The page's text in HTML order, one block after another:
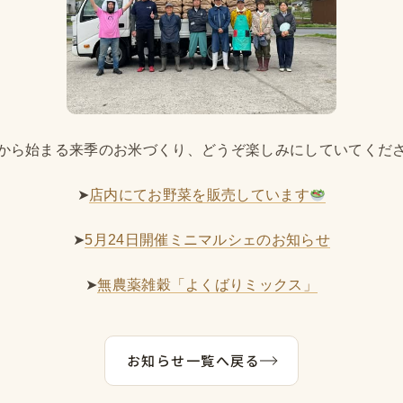
ら始まる来季のお米づくり、どうぞ楽しみにしていてくだ
➤店内にてお野菜を販売しています
➤5月24日開催ミニマルシェのお知らせ
➤無農薬雑穀「よくばりミックス」
お知らせ一覧へ戻る